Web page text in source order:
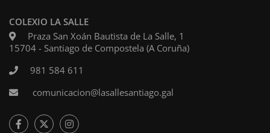
COLEXIO LA SALLE
Praza San Xoán Bautista de La Salle, 1
15704 - Santiago de Compostela (A Coruña)
981 584 611
comunicacion@lasallesantiago.gal